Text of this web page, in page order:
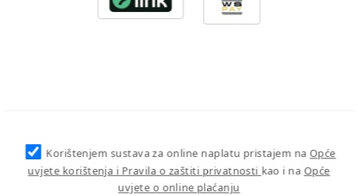
Korištenjem sustava za online naplatu pristajem na Opće
uvjete korištenja i Pravila o zaštiti privatnosti kao i na Opće
uvjete o online plaćanju